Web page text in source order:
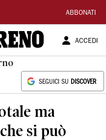
ABBONATI
ACCEDI
SEGUICI SU DISCOVER
ma
si può